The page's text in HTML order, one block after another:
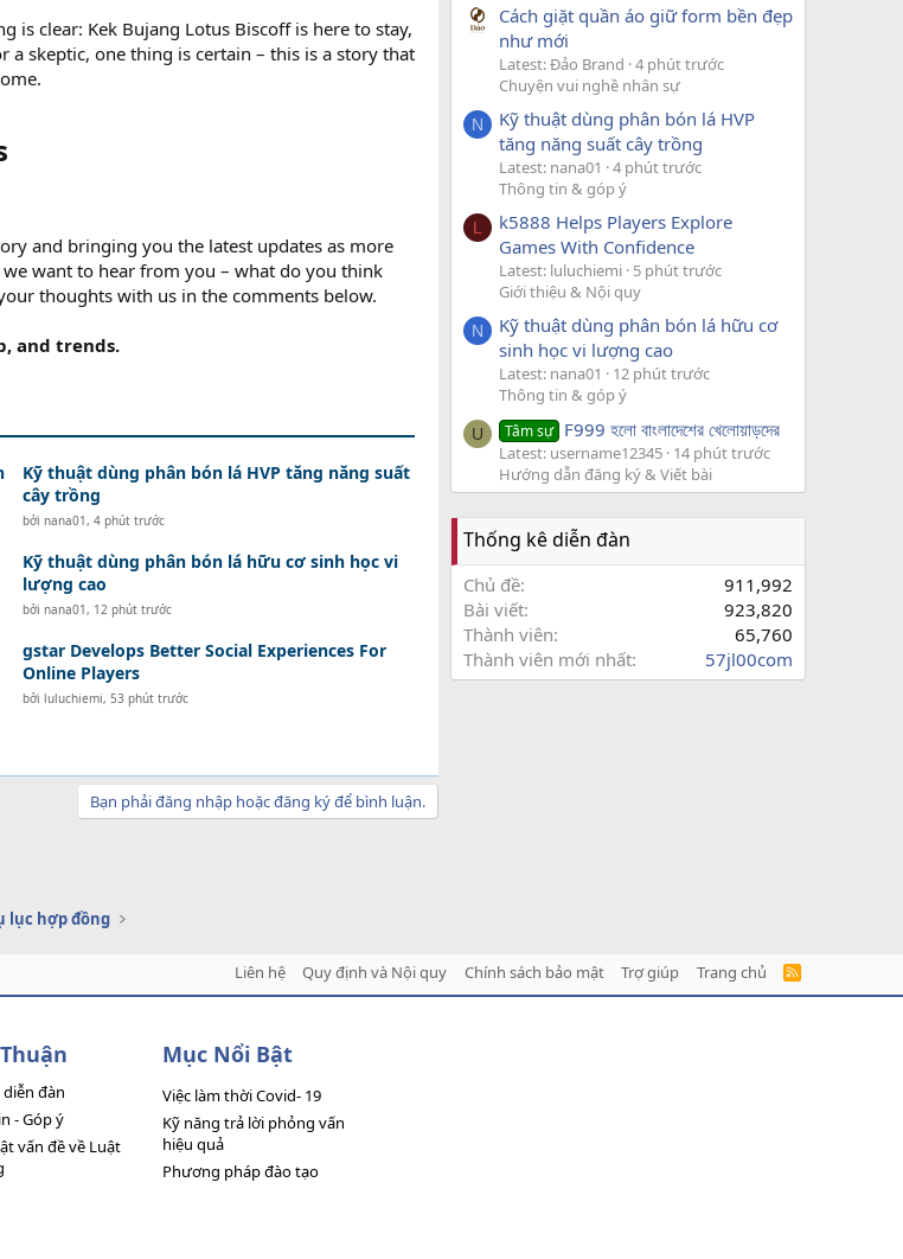
is clear: Kek Bujang Lotus Biscoff is here to stay,
skeptic, one thing is certain – this is a story that
and bringing you the latest updates as more
want to hear from you – what do you think
thoughts with us in the comments below.
and trends.
Kỹ thuật dùng phân bón lá HVP tăng năng suất
cây trồng
bởi nana01, 4 phút trước
Kỹ thuật dùng phân bón lá hữu cơ sinh học vi
lượng cao
bởi nana01, 12 phút trước
gstar Develops Better Social Experiences For
Online Players
bởi luluchiemi, 53 phút trước
Bạn phải đăng nhập hoặc đăng ký để bình luận.
Cách giặt quần áo giữ form bền đẹp
như mới
Latest: Đảo Brand 4 phút trước
Chuyện vui nghề nhân sự
N
Kỹ thuật dùng phân bón lá HVP
tăng năng suất cây trồng
Latest: nana01
4 phút trước
Thông tin & góp ý
L
k5888 Helps Players Explore
Games With Confidence
Latest: luluchiemi 5 phút trước
Giới thiệu & Nội quy
N
Kỹ thuật dùng phân bón lá hữu cơ
sinh học vi lượng cao
Latest: nana01
12 phút trước
Thông tin & góp ý
U Tâm sự F999 হলো বাংলাদেশের খেলোয়াড়দের
Latest: username12345 14 phút trước
Hướng dẫn đăng ký & Viết bài
Thống kê diễn đàn
Chủ đề
911,992
Bài viết
923,820
Thành viên
65,760
Thành viên mới nhất
57jl00com
lục hợp đồng
Liên hệ Quy định và Nội quy Chính sách bảo mật Trợ giúp Trang chủ
R
đàn
- Góp ý
vấn đề về Luật
Mục Nổi Bật
Việc làm thời Covid- 19
Kỹ năng trả lời phỏng vấn
hiệu quả
Phương pháp đào tạo